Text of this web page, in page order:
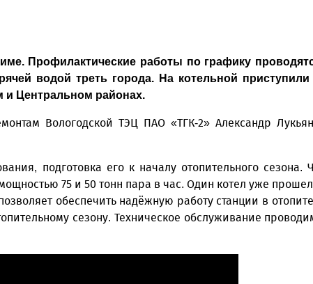
Профилактические работы по графику
водой треть города. На котельной
и Центральном районах.
Вологодской ТЭЦ ПАО «ТГК-2» Александр
подготовка его к началу отопительного
75 и 50 тонн пара в час. Один котел уже
обеспечить надёжную работу станции в
сезону. Техническое обслуживание